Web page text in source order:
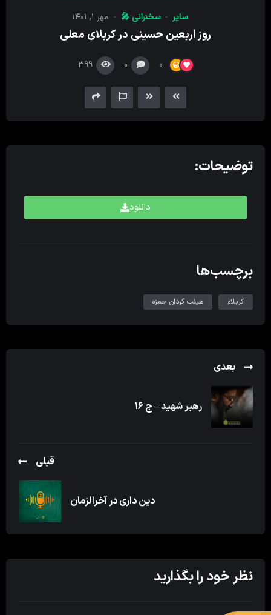
سایر سخنرانی 🎤 مهر ۱, ۱۴۰۱
روز اربعین حسینی در کربلای معلی
0
0
399
توضیحات:
دانلود
برچسب‌ها
کربلاء هیئت گردان حمزه
بعدی
رهبر شهید – ج ۱۶
قبلی
دین داری در آخرالزمان
نظر خود را بگذارید